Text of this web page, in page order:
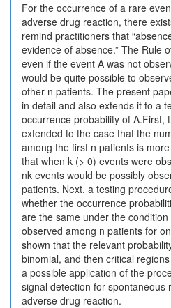
For the occurrence of a rare
adverse drug reaction, there
remind practitioners that
evidence of absence.” The Rule
even if the event A was not
would be quite possible to
other n patients. The present
in detail and also extends it to a
occurrence probability of A.First,
extended to the case that the
among the first n patients is
that when k (> 0) events were
nk events would be possibly
patients. Next, a testing
whether the occurrence
are the same under the
observed among n patients for
shown that the relevant
binomial, and then critical
a possible application of the
signal detection for spontaneous
adverse drug reaction.